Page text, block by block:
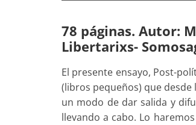
78 páginas. Autor:
Libertarixs-
El presente ensayo, Post-
(libros pequeños) que desde
un modo de dar salida y
llevando a cabo. Lo